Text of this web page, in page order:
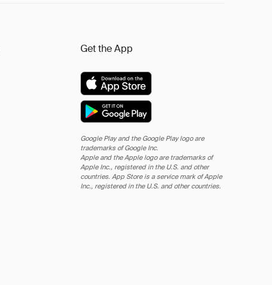
Get the App
Google Play and the Google Play logo are
trademarks of Google Inc.
Apple and the Apple logo are trademarks of
Apple Inc., registered in the U.S. and other
countries. App Store is a service mark of Apple
Inc., registered in the U.S. and other countries.